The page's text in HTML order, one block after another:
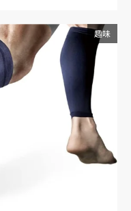
認しましょう。SPFは
A波を防ぐ指標となっ
ほど効果があり）を
ついたスポーツブラ
向けではないアームカ
ポーツ用に作られた
較すると腕振りのス
スリーブのメリットで
の筋繊維の損傷を修復
する」「必要な酸素
とな
も呼ばれるふくらは
握っています。カー
プ機能をサポートし、
トしてくれるのが、高
ージがありますが、
す。 初マラソ
りですので参考にして
チ
らせる道具に留まら
す。 GPSが搭
った距離やスピードを
ソン大会ではアドレナ
ピードになり、後半
趣味